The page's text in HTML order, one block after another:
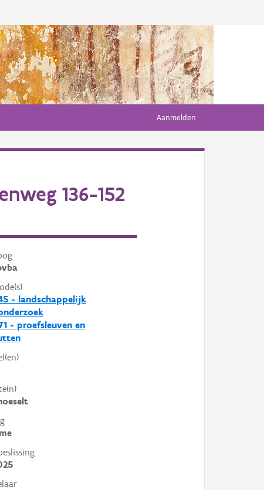
Aanmelden
136-152
- landschappelijk
- proefsleuven en